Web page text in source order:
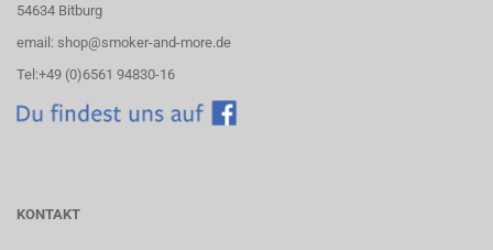
54634 Bitburg
email: shop@smoker-and-more.de
Tel:+49 (0)6561 94830-16
KONTAKT